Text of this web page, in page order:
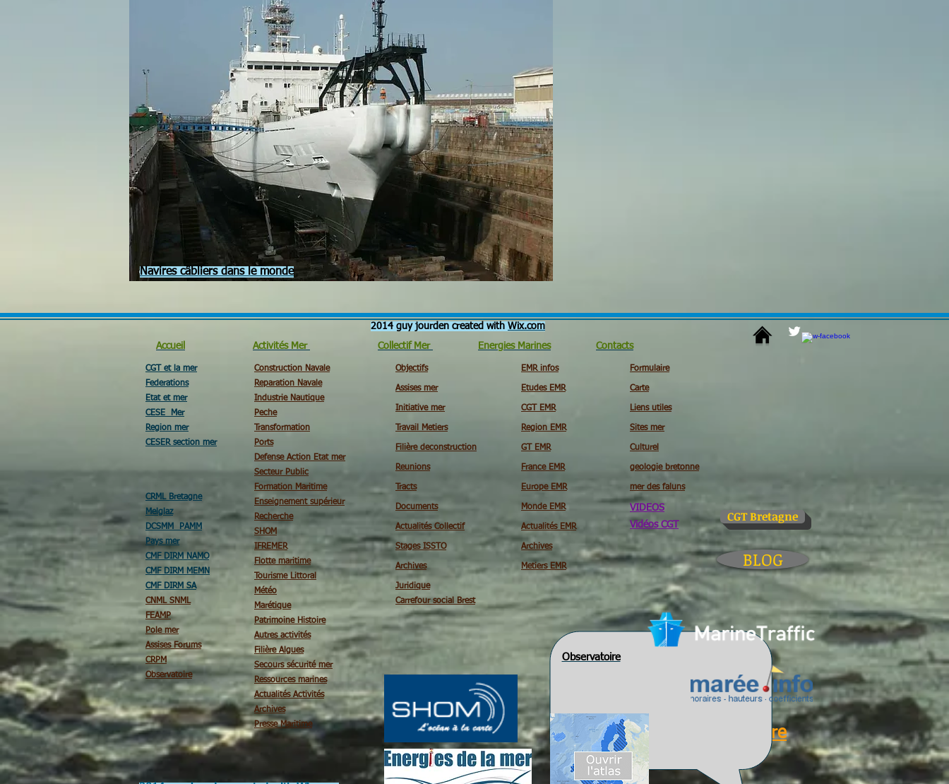
Navires câbliers dans le monde
2014 guy jourden created with Wix.com
Accueil
Activités Mer Collectif Mer Energies Marines Contacts
CGT Bretagne
CGT et la mer
Federations
Etat et mer
CESE Mer
Region mer
CESER section mer
CRML Bretagne
Melglaz
DCSMM PAMM
Pays mer
CMF DIRM NAMO
CMF DIRM MEMN
CMF DIRM SA
CNML SNML
FEAMP
Pole mer
Assises Forums
CRPM
Observatoire
Construction Navale
Reparation Navale
Industrie Nautique
Peche
Transformation
Ports
Defense Action Etat mer
Secteur Public
Formation Maritime
Enseignement supérieur
Recherche
SHOM
IFREMER
Flotte maritime
Tourisme Littoral
Météo
Marétique
Patrimoine Histoire
Autres activités
Filière Algues
Secours sécurité mer
Ressources marines
Actualités Activités
Archives
Presse Maritime
Objectifs
Assises mer
Initiative mer
Travail Metiers
Filière deconstruction
Reunions
Tracts
Documents
Actualités Collectif
Stages ISSTO
Archives
Juridique
Carrefour social Brest
EMR infos
Etudes EMR
CGT EMR
Region EMR
GT EMR
France EMR
Europe EMR
Monde EMR
Actualités EMR
Archives
Metiers EMR
Formulaire
Carte
Liens utiles
Sites mer
Culturel
geologie bretonne
mer des faluns
VIDEOS
Vidéos CGT
BLOG
Glossaire
Observatoire